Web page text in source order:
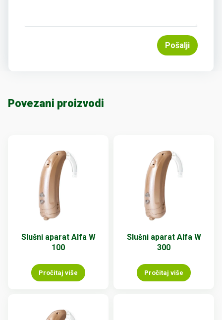
Pošalji
Povezani proizvodi
Slušni aparat Alfa W
100
Pročitaj više
Slušni aparat Alfa W
300
Pročitaj više